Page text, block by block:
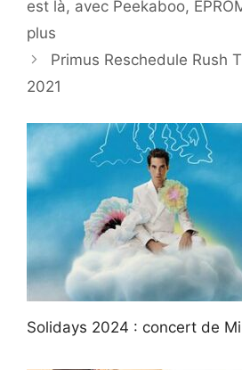
est là, avec Peekaboo,
plus
Primus Reschedule Rush
2021
Solidays 2024 : concert de